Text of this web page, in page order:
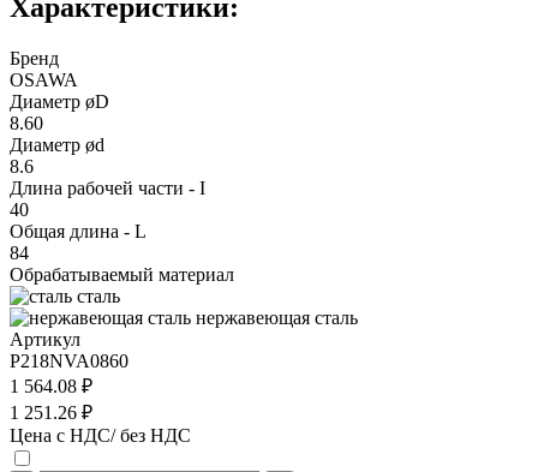
Характеристики:
Бренд
OSAWA
Диаметр øD
8.60
Диаметр ød
8.6
Длина рабочей части - I
40
Общая длина - L
84
Обрабатываемый материал
сталь
нержавеющая сталь
Артикул
P218NVA0860
1 564.08 ₽
1 251.26 ₽
Цена с НДС/ без НДС